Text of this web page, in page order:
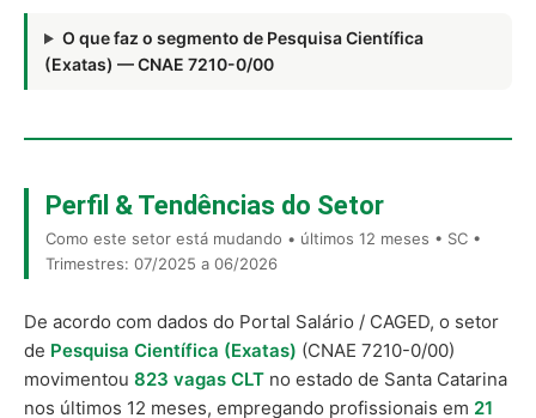
O que faz o segmento de Pesquisa Científica
(Exatas) — CNAE 7210-0/00
Perfil & Tendências do Setor
Como este setor está mudando • últimos 12 meses • SC •
Trimestres: 07/2025 a 06/2026
De acordo com dados do Portal Salário / CAGED, o setor
de Pesquisa Científica (Exatas) (CNAE 7210-0/00)
movimentou 823 vagas CLT no estado de Santa Catarina
nos últimos 12 meses, empregando profissionais em 21